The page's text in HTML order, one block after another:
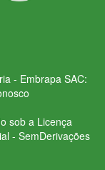
- Embrapa SAC:
sob a Licença
- SemDerivações